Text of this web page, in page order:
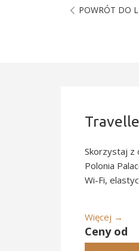
POWRÓT DO
Skorzystaj z oferty
Polonia Palace z 8%
Wi-Fi, elastyczna anulacja